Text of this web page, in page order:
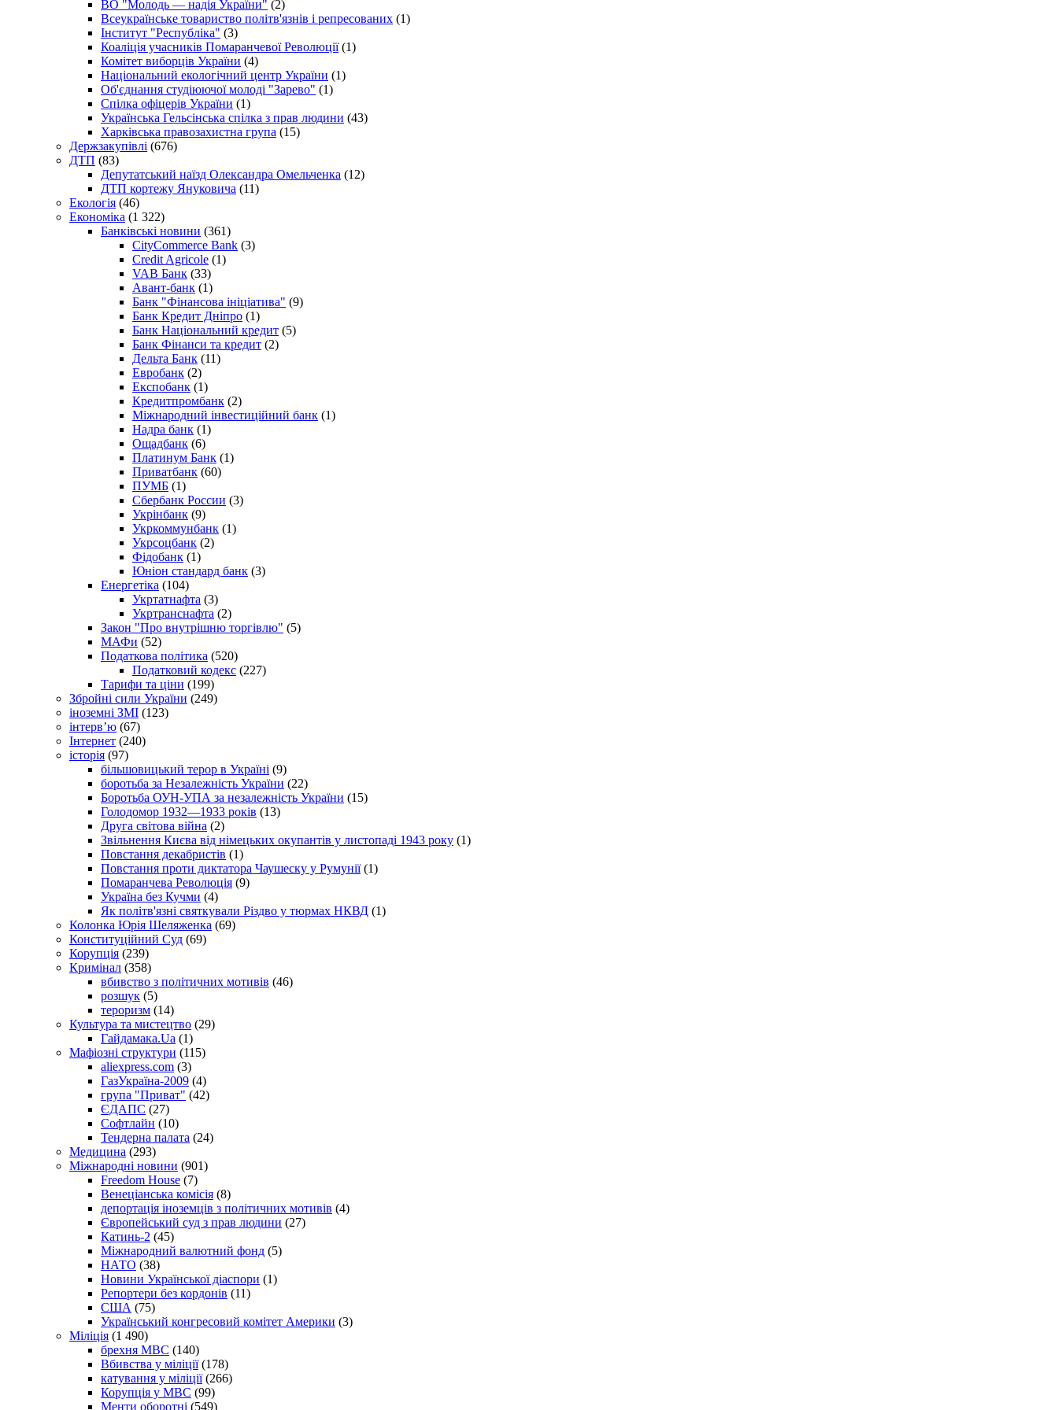
ВО "Молодь — надія України" (2)
Всеукраїнське товариство політв'язнів і репресованих (1)
Інститут "Республіка" (3)
Коаліція учасників Помаранчевої Революції(1)
Комітет виборців України (4)
Національний екологічний центр України (1)
Об'єднання студіюючої молоді "Зарево" (1)
Спілка офіцерів України (1)
Українська Гельсінська спілка з прав людини (43)
Харківська правозахистна група (15)
Держзакупівлі (676)
ДТП (83)
Депутатський наїзд Олександра Омельченка (12)
ДТП кортежу Януковича (11)
Екологія (46)
Економіка (1 322)
Банківські новини (361)
CityCommerce Bank (3)
Credit Agricole (1)
VAB Банк (33)
Авант-банк (1)
Банк "Фінансова ініціатива" (9)
Банк Кредит Дніпро (1)
Банк Національний кредит (5)
Банк Фінанси та кредит (2)
Дельта Банк (11)
Евробанк (2)
Експобанк (1)
Кредитпромбанк (2)
Міжнародний інвестиційний банк (1)
Надра банк (1)
Ощадбанк (6)
Платинум Банк (1)
Приватбанк (60)
ПУМБ (1)
Сбербанк России (3)
Укрінбанк (9)
Укркоммунбанк (1)
Укрсоцбанк (2)
Фідобанк (1)
Юніон стандард банк (3)
Енергетіка (104)
Укртатнафта (3)
Укртранснафта (2)
Закон "Про внутрішню торгівлю" (5)
МАФи (52)
Податкова політика (520)
Податковий кодекс (227)
Тарифи та ціни (199)
Збройні сили України (249)
іноземні ЗМІ (123)
інтерв’ю (67)
Інтернет (240)
історія (97)
більшовицький терор в Україні (9)
боротьба за Незалежність України (22)
Боротьба ОУН-УПА за незалежність України (15)
Голодомор 1932—1933 років (13)
Друга світова війна (2)
Звільнення Києва від німецьких окупантів у листопаді 1943 року (1)
Повстання декабристів (1)
Повстання проти диктатора Чаушеску у Румунії(1)
Помаранчева Революція (9)
Україна без Кучми (4)
Як політв'язні святкували Різдво у тюрмах НКВД (1)
Колонка Юрія Шеляженка (69)
Конституційний Суд (69)
Корупція (239)
Кримінал (358)
вбивство з політичних мотивів (46)
розшук (5)
тероризм (14)
Культура та мистецтво (29)
Гайдамака.Ua (1)
Мафіозні структури (115)
aliexpress.com (3)
ГазУкраїна-2009 (4)
група "Приват" (42)
ЄДАПС (27)
Софтлайн (10)
Тендерна палата (24)
Медицина (293)
Міжнародні новини (901)
Freedom House (7)
Венеціанська комісія (8)
депортація іноземців з політичних мотивів (4)
Європейський суд з прав людини (27)
Катинь-2 (45)
Міжнародний валютний фонд (5)
НАТО (38)
Новини Української діаспори (1)
Репортери без кордонів (11)
США (75)
Український конгресовий комітет Америки (3)
Міліція (1 490)
брехня МВС (140)
Вбивства у міліції(178)
катування у міліції(266)
Корупція у МВС (99)
Менти оборотні (549)